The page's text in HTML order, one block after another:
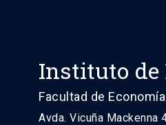
Instituto de
Facultad de
Avda. Vicuña Mackenna